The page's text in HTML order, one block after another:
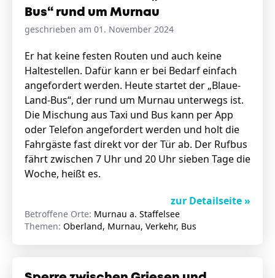
Bus“ rund um Murnau
geschrieben am 01. November 2024
Er hat keine festen Routen und auch keine
Haltestellen. Dafür kann er bei Bedarf einfach
angefordert werden. Heute startet der „Blaue-
Land-Bus“, der rund um Murnau unterwegs ist.
Die Mischung aus Taxi und Bus kann per App
oder Telefon angefordert werden und holt die
Fahrgäste fast direkt vor der Tür ab. Der Rufbus
fährt zwischen 7 Uhr und 20 Uhr sieben Tage die
Woche, heißt es.
zur Detailseite »
Betroffene Orte: Murnau a. Staffelsee
Themen: Oberland, Murnau, Verkehr, Bus